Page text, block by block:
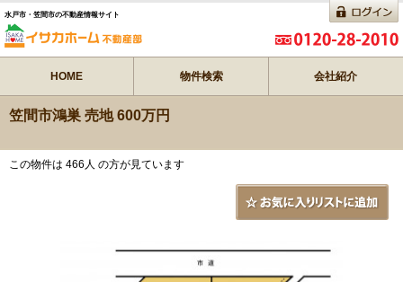
水戸市・笠間市の不動産情報サイト
HOME 物件検索 会社紹介
笠間市鴻巣 売地 600万円
この物件は 466人 の方が見ています